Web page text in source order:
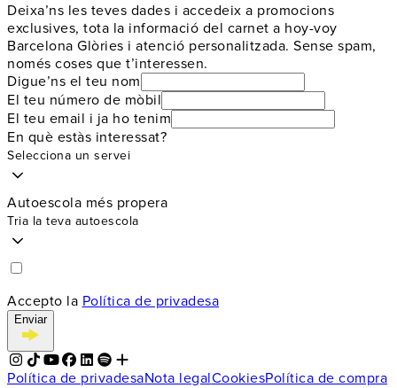
Deixa’ns les teves dades i accedeix a promocions
exclusives, tota la informació del carnet a hoy-voy
Barcelona Glòries i atenció personalitzada. Sense spam,
només coses que t’interessen.
Digue’ns el teu nom
El teu número de mòbil
El teu email i ja ho tenim
En què estàs interessat?
Selecciona un servei
Autoescola més propera
Tria la teva autoescola
Accepto la Política de privadesa
Enviar
Política de privadesaNota legalCookiesPolítica de compra